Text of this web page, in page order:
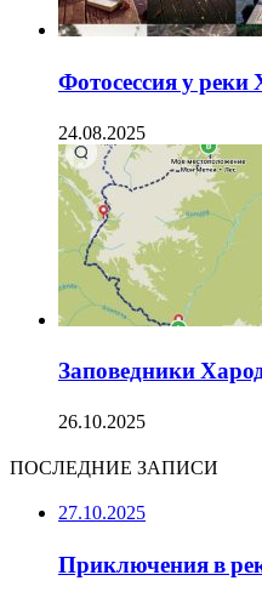
Фотосессия у реки
24.08.2025
Заповедники
26.10.2025
ПОСЛЕДНИЕ ЗАПИСИ
27.10.2025
Приключения в